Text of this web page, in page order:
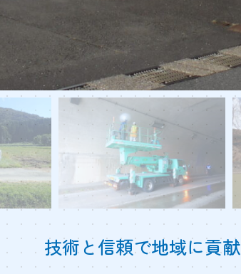
技術と信頼で地域に貢献